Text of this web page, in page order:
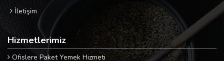
İletişim
Hizmetlerimiz
Ofislere Paket Yemek Hizmeti